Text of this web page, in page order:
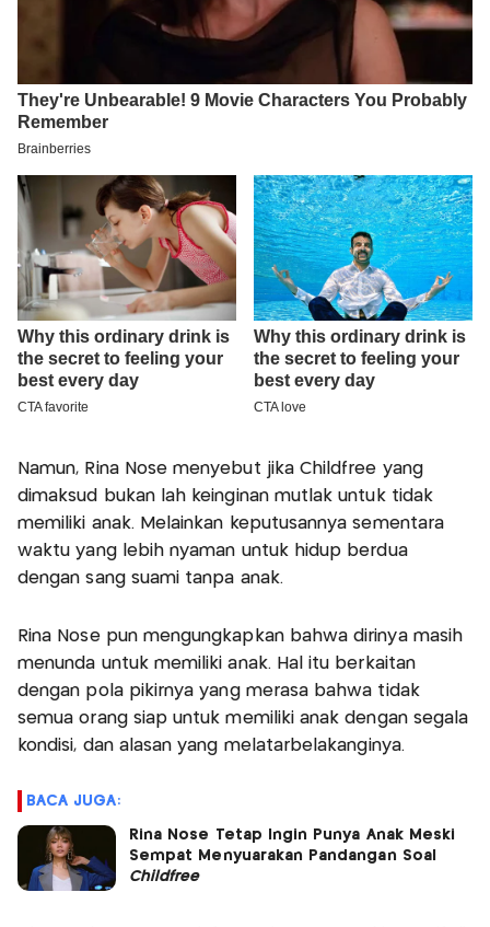
Namun, Rina Nose menyebut jika Childfree yang
dimaksud bukan lah keinginan mutlak untuk tidak
memiliki anak. Melainkan keputusannya sementara
waktu yang lebih nyaman untuk hidup berdua
dengan sang suami tanpa anak.
Rina Nose pun mengungkapkan bahwa dirinya masih
menunda untuk memiliki anak. Hal itu berkaitan
dengan pola pikirnya yang merasa bahwa tidak
semua orang siap untuk memiliki anak dengan segala
kondisi, dan alasan yang melatarbelakanginya.
BACA JUGA:
Rina Nose Tetap Ingin Punya Anak Meski
Sempat Menyuarakan Pandangan Soal
Childfree